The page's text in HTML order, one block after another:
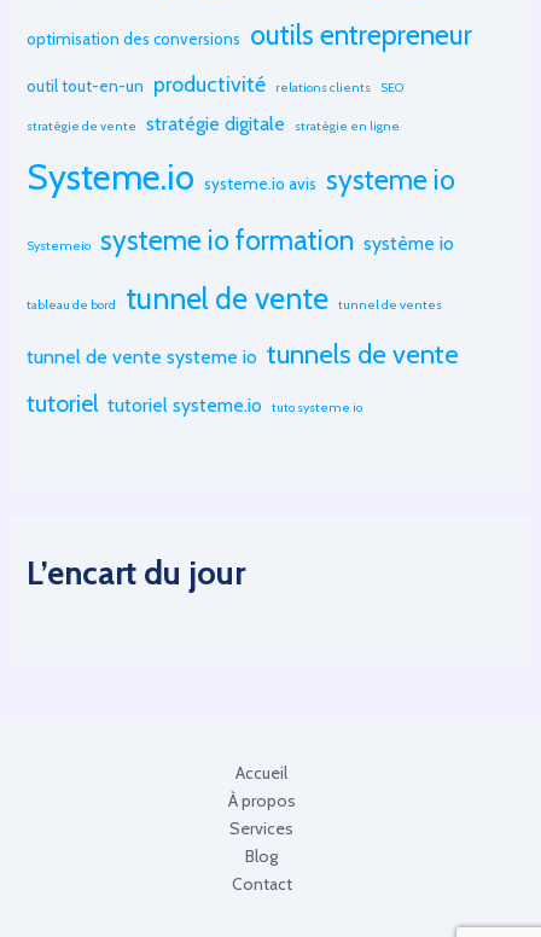
optimisation des conversions outils entrepreneur
outil tout-en-un productivité relations clients SEO
stratégie de vente stratégie digitale stratégie en ligne
Systeme.io systeme.io avis systeme io
Systemeio systeme io formation système io
tableau de bord tunnel de vente tunnel de ventes
tunnel de vente systeme io tunnels de vente
tutoriel tutoriel systeme.io tuto systeme io
L’encart du jour
Accueil
À propos
Services
Blog
Contact